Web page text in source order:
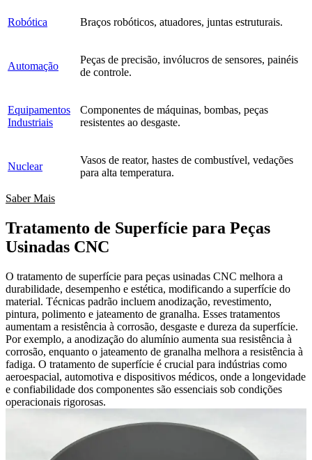
Robótica Braços robóticos, atuadores, juntas estruturais.
Automação
Peças de precisão, invólucros de sensores, painéis
de controle.
Equipamentos
Industriais
Componentes de máquinas, bombas, peças
resistentes ao desgaste.
Nuclear
Vasos de reator, hastes de combustível, vedações
para alta temperatura.
Saber Mais
Tratamento de Superfície para Peças
Usinadas CNC
O tratamento de superfície para peças usinadas CNC melhora a
durabilidade, desempenho e estética, modificando a superfície do
material. Técnicas padrão incluem anodização, revestimento,
pintura, polimento e jateamento de granalha. Esses tratamentos
aumentam a resistência à corrosão, desgaste e dureza da superfície.
Por exemplo, a anodização do alumínio aumenta sua resistência à
corrosão, enquanto o jateamento de granalha melhora a resistência à
fadiga. O tratamento de superfície é crucial para indústrias como
aeroespacial, automotiva e dispositivos médicos, onde a longevidade
e confiabilidade dos componentes são essenciais sob condições
operacionais rigorosas.